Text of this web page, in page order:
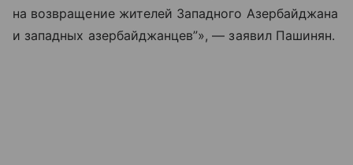
на возвращение жителей Западного Азербайджана
и западных азербайджанцев”», — заявил Пашинян.